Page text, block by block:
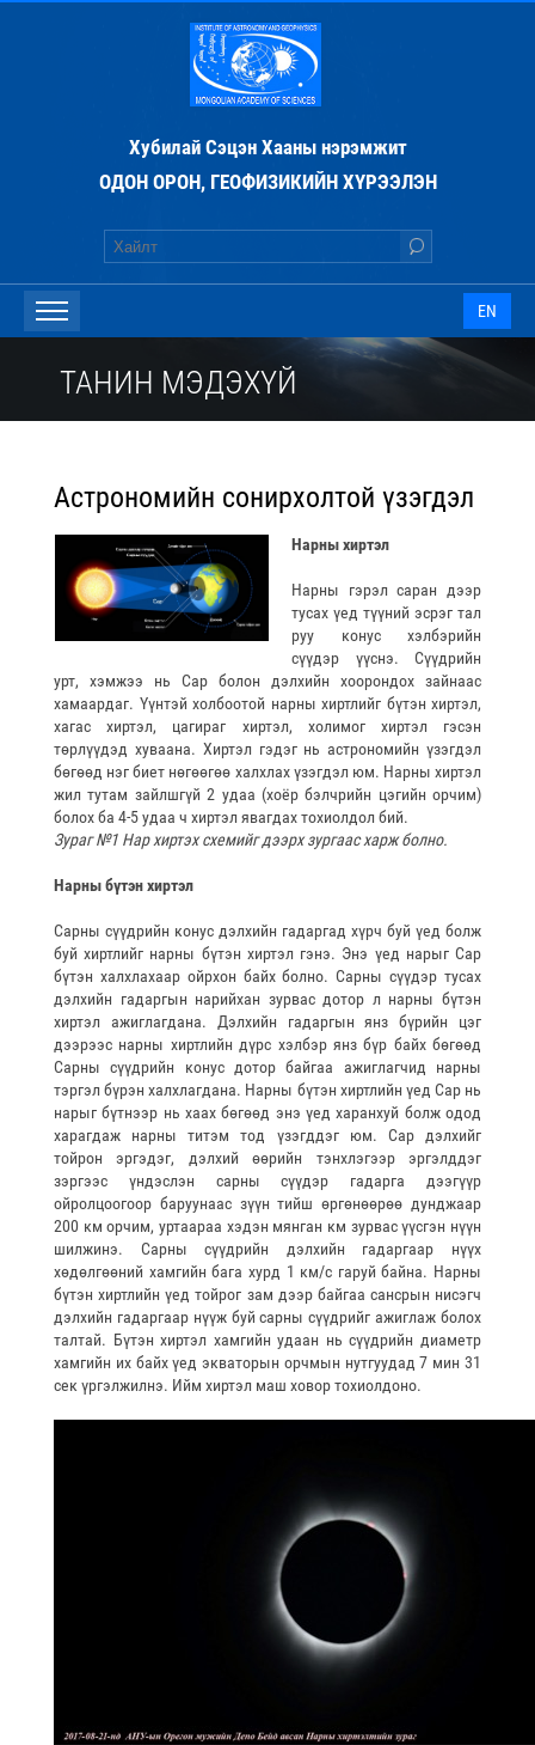
Хубилай Сэцэн Хааны нэрэмжит
ОДОН ОРОН, ГЕОФИЗИКИЙН ХҮРЭЭЛЭН
EN
ТАНИН МЭДЭХҮЙ
Астрономийн сонирхолтой үзэгдэл
Нарны хиртэл
Нарны гэрэл саран дээр
тусах үед түүний эсрэг тал
руу конус хэлбэрийн
сүүдэр үүснэ. Сүүдрийн
урт, хэмжээ нь Сар болон дэлхийн хоорондох зайнаас
хамаардаг. Үүнтэй холбоотой нарны хиртлийг бүтэн хиртэл,
хагас хиртэл, цагираг хиртэл, холимог хиртэл гэсэн
төрлүүдэд хуваана. Хиртэл гэдэг нь астрономийн үзэгдэл
бөгөөд нэг биет нөгөөгөө халхлах үзэгдэл юм. Нарны хиртэл
жил тутам зайлшгүй 2 удаа (хоёр бэлчрийн цэгийн орчим)
болох ба 4-5 удаа ч хиртэл явагдах тохиолдол бий.
Зураг №1 Нар хиртэх схемийг дээрх зургаас харж болно.
Нарны бүтэн хиртэл
Сарны сүүдрийн конус дэлхийн гадаргад хүрч буй үед болж
буй хиртлийг нарны бүтэн хиртэл гэнэ. Энэ үед нарыг Сар
бүтэн халхлахаар ойрхон байх болно. Сарны сүүдэр тусах
дэлхийн гадаргын нарийхан зурвас дотор л нарны бүтэн
хиртэл ажиглагдана. Дэлхийн гадаргын янз бүрийн цэг
дээрээс нарны хиртлийн дүрс хэлбэр янз бүр байх бөгөөд
Сарны сүүдрийн конус дотор байгаа ажиглагчид нарны
тэргэл бүрэн халхлагдана. Нарны бүтэн хиртлийн үед Сар нь
нарыг бүтнээр нь хаах бөгөөд энэ үед харанхуй болж одод
харагдаж нарны титэм тод үзэгддэг юм. Сар дэлхийг
тойрон эргэдэг, дэлхий өөрийн тэнхлэгээр эргэлддэг
зэргээс үндэслэн сарны сүүдэр гадарга дээгүүр
ойролцоогоор баруунаас зүүн тийш өргөнөөрөө дунджаар
200 км орчим, уртаараа хэдэн мянган км зурвас үүсгэн нүүн
шилжинэ. Сарны сүүдрийн дэлхийн гадаргаар нүүх
хөдөлгөөний хамгийн бага хурд 1 км/с гаруй байна. Нарны
бүтэн хиртлийн үед тойрог зам дээр байгаа сансрын нисэгч
дэлхийн гадаргаар нүүж буй сарны сүүдрийг ажиглаж болох
талтай. Бүтэн хиртэл хамгийн удаан нь сүүдрийн диаметр
хамгийн их байх үед экваторын орчмын нутгуудад 7 мин 31
сек үргэлжилнэ. Ийм хиртэл маш ховор тохиолдоно.